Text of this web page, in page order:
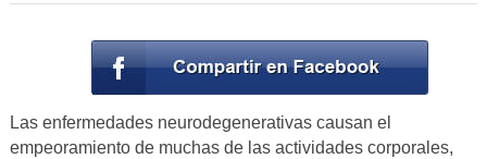
Las enfermedades neurodegenerativas causan el
empeoramiento de muchas de las actividades corporales,